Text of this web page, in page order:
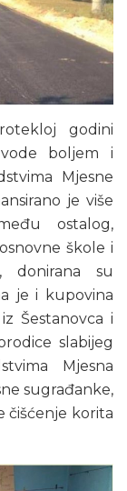
godini
boljem i
Mjesne
je više
ostalog,
škole i
donirana su
je i kupovina
Šestanovca i
slabijeg
Mjesna
sugrađanke,
čišćenje korita